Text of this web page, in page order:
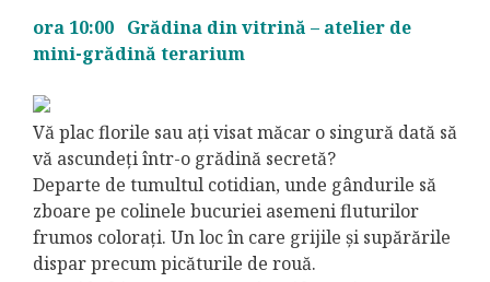
ora 10:00 Grădina din vitrină – atelier de
mini-grădină terarium
Vă plac florile sau ați visat măcar o singură dată să
vă ascundeți într-o grădină secretă?
Departe de tumultul cotidian, unde gândurile să
zboare pe colinele bucuriei asemeni fluturilor
frumos colorați. Un loc în care grijile și supărările
dispar precum picăturile de rouă.